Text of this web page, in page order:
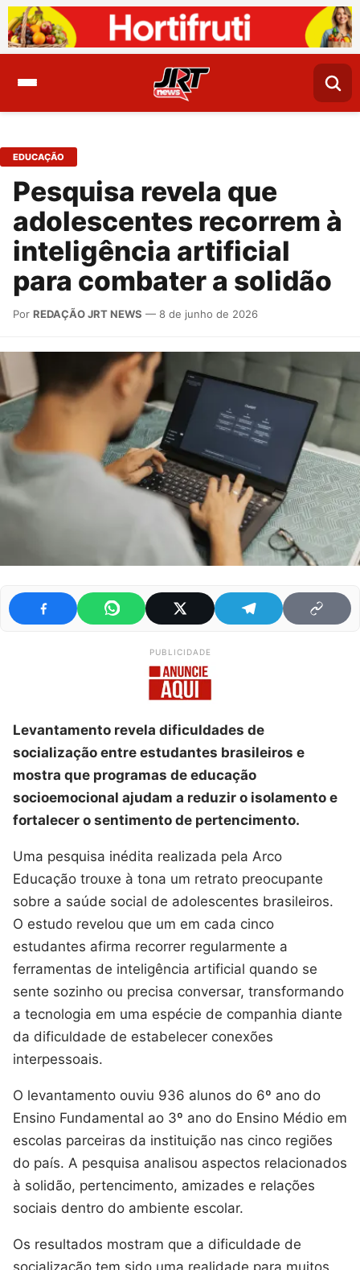
EDUCAÇÃO
Pesquisa revela que
adolescentes recorrem à
inteligência artificial
para combater a solidão
Por REDAÇÃO JRT NEWS — 8 de junho de 2026
PUBLICIDADE
Levantamento revela dificuldades de
socialização entre estudantes brasileiros e
mostra que programas de educação
socioemocional ajudam a reduzir o isolamento e
fortalecer o sentimento de pertencimento.
Uma pesquisa inédita realizada pela Arco
Educação trouxe à tona um retrato preocupante
sobre a saúde social de adolescentes brasileiros.
O estudo revelou que um em cada cinco
estudantes afirma recorrer regularmente a
ferramentas de inteligência artificial quando se
sente sozinho ou precisa conversar, transformando
a tecnologia em uma espécie de companhia diante
da dificuldade de estabelecer conexões
interpessoais.
O levantamento ouviu 936 alunos do 6º ano do
Ensino Fundamental ao 3º ano do Ensino Médio em
escolas parceiras da instituição nas cinco regiões
do país. A pesquisa analisou aspectos relacionados
à solidão, pertencimento, amizades e relações
sociais dentro do ambiente escolar.
Os resultados mostram que a dificuldade de